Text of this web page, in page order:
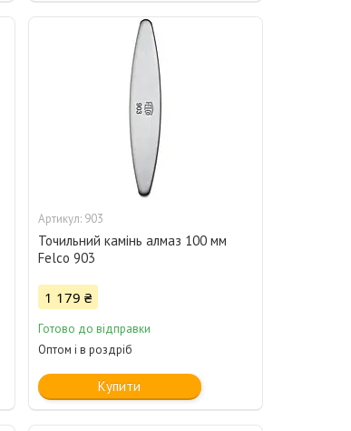
903
Точильний камінь алмаз 100 мм
Felco 903
1 179 ₴
Готово до відправки
Оптом і в роздріб
Купити